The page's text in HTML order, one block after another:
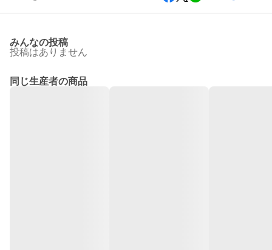
みんなの投稿
投稿はありません
同じ生産者の商品